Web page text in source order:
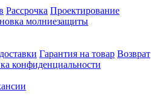
Рассрочка Проектирование
молниезащиты
Гарантия на товар Возврат
конфиденциальности